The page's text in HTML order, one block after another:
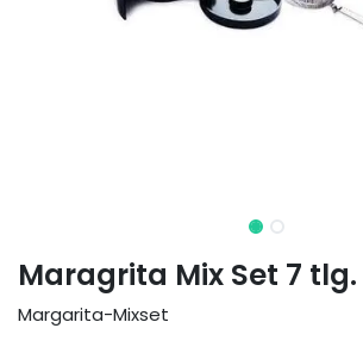
Maragrita Mix Set 7 tlg.
Margarita-Mixset